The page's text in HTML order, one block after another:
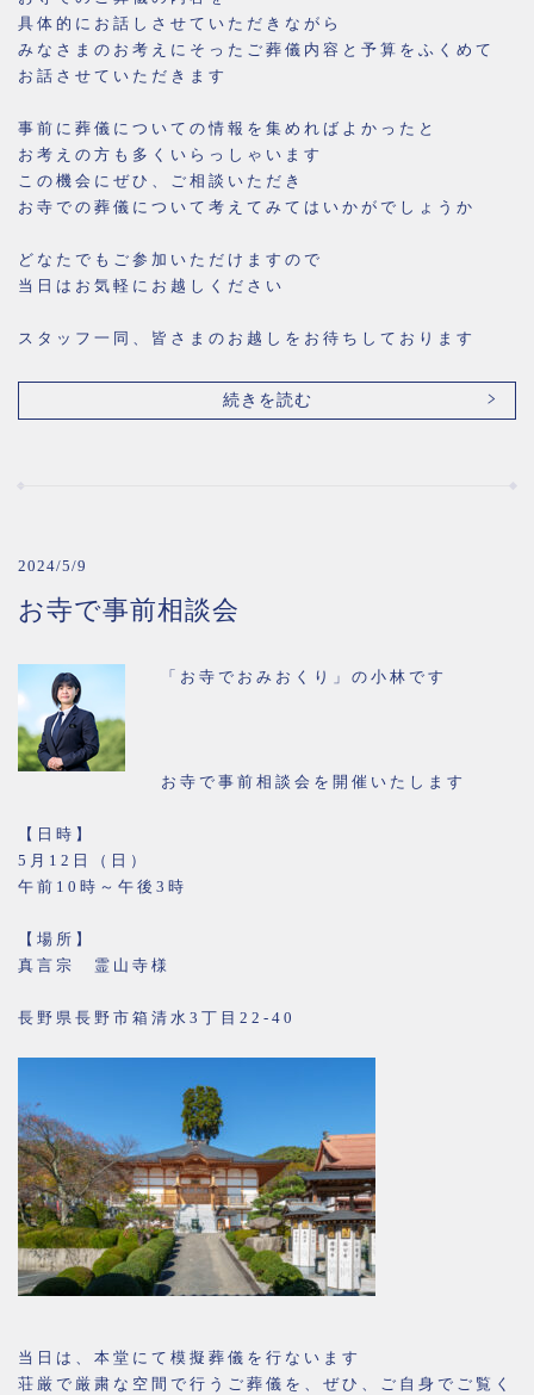
具体的にお話しさせていただきながら
みなさまのお考えにそったご葬儀内容と予算をふくめて
お話させていただきます
事前に葬儀についての情報を集めればよかったと
お考えの方も多くいらっしゃいます
この機会にぜひ、ご相談いただき
お寺での葬儀について考えてみてはいかがでしょうか
どなたでもご参加いただけますので
当日はお気軽にお越しください
スタッフ一同、皆さまのお越しをお待ちしております
続きを読む
2024/5/9
お寺で事前相談会
「お寺でおみおくり」の小林です
お寺で事前相談会を開催いたします
【日時】
5月12日（日）
午前10時～午後3時
【場所】
真言宗 霊山寺様
長野県長野市箱清水3丁目22-40
当日は、本堂にて模擬葬儀を行ないます
荘厳で厳粛な空間で行うご葬儀を、ぜひ、ご自身でご覧く